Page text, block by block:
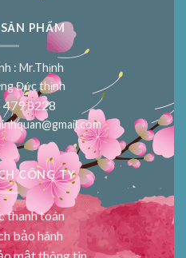
PHẨM
: Mr.Thịnh
Đức thịnh
479 8228
CÔNG TY
thanh toán
bảo hành